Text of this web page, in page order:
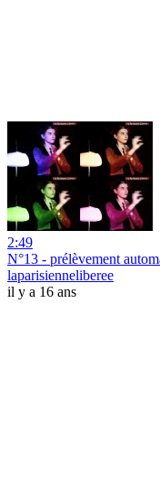
2:49
N°13 - prélèvement
laparisienneliberee
il y a 16 ans